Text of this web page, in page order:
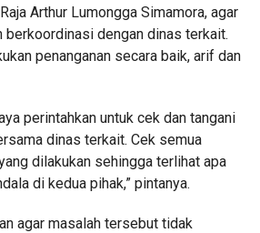
Arthur Lumongga Simamora, agar
berkoordinasi dengan dinas terkait.
penanganan secara baik, arif dan
perintahkan untuk cek dan tangani
dinas terkait. Cek semua
dilakukan sehingga terlihat apa
di kedua pihak,” pintanya.
agar masalah tersebut tidak